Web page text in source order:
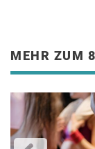
MEHR ZUM